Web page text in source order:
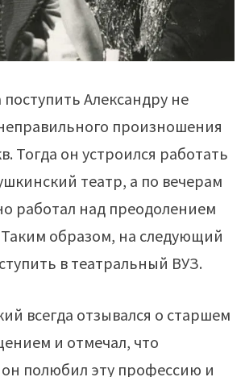
поступить Александру не
произношения
Тогда он устроился работать
театр, а по вечерам
работал над преодолением
образом, на следующий
в театральный ВУЗ.
всегда отзывался о старшем
и отмечал, что
он полюбил эту профессию и